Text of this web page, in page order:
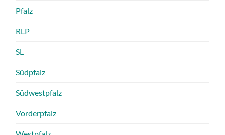
Pfalz
RLP
SL
Südpfalz
Südwestpfalz
Vorderpfalz